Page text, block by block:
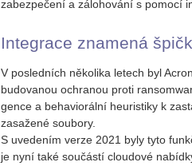
za­bez­pe­če­ní a zá­lo­ho­vá­ní s po­mo­cí
In­te­gra­ce zna­me­ná
V po­sled­ních ně­ko­li­ka le­tech byl
bu­do­va­nou ochra­nou proti
gen­ce a be­ha­vi­o­rál­ní heu­ris­ti­ky k
za­sa­že­né sou­bo­ry.
S uve­de­ním verze 2021 byly tyto
je nyní také sou­čás­tí clou­do­vé